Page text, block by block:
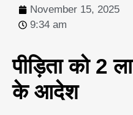
November 15, 2025
9:34 am
पीड़िता को 2
के आदेश